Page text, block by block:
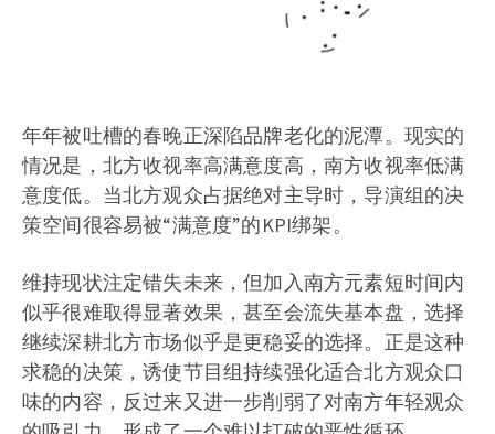
年年被吐槽的春晚正深陷品牌老化的泥潭。现实的
情况是，北方收视率高满意度高，南方收视率低满
意度低。当北方观众占据绝对主导时，导演组的决
策空间很容易被“满意度”的KPI绑架。
维持现状注定错失未来，但加入南方元素短时间内
似乎很难取得显著效果，甚至会流失基本盘，选择
继续深耕北方市场似乎是更稳妥的选择。正是这种
求稳的决策，诱使节目组持续强化适合北方观众口
味的内容，反过来又进一步削弱了对南方年轻观众